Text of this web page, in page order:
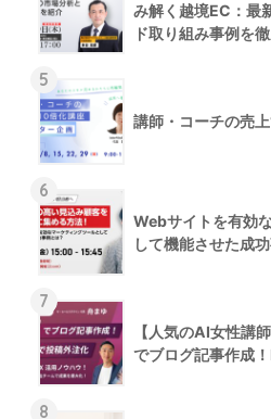
み解く越境EC：最
ド取り組み事例を
5
講師・コーチの売
6
Webサイトを有効
して機能させた成
7
【人気のAI女性講
でブログ記事作成
8